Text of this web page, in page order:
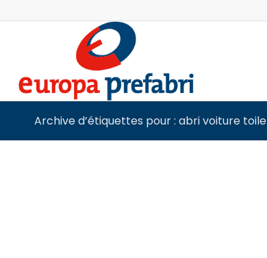
Archive d’étiquettes pour : abri voiture toile